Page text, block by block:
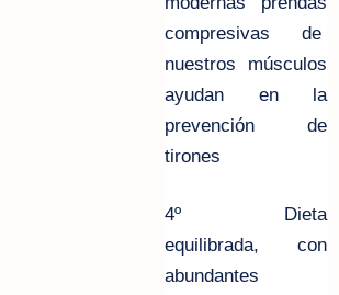
compresivas de
nuestros músculos
ayudan en la
prevención de
tirones
4º Dieta
equilibrada, con
abundantes